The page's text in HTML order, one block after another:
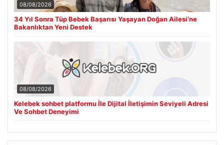
08/08/2026
34 Yıl Sonra Tüp Bebek Başarısı Yaşayan Doğan Ailesi’ne
Bakanlıktan Yeni Destek
08/08/2026
Kelebek sohbet platformu İle Dijital İletişimin Seviyeli Adresi
Ve Sohbet Deneyimi